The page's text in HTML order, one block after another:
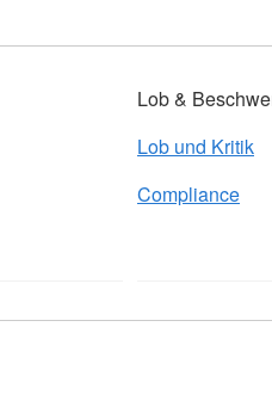
Lob &
Lob und Kritik
Compliance